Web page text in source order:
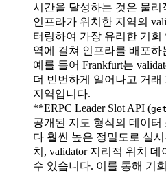
시간을 달성하는 것은 물리
인프라가 위치한 지역의
터링하여 가장 유리한 기회
역에 걸쳐 인프라를 배포
예를 들어 Frankfurt는
더 빈번하게 일어나고 거
지역입니다.
**ERPC Leader Slot API (
공개된 지도 형식의 데이터
다 훨씬 높은 정밀도로 실시
치, validator 지리적 위치
수 있습니다. 이를 통해 기